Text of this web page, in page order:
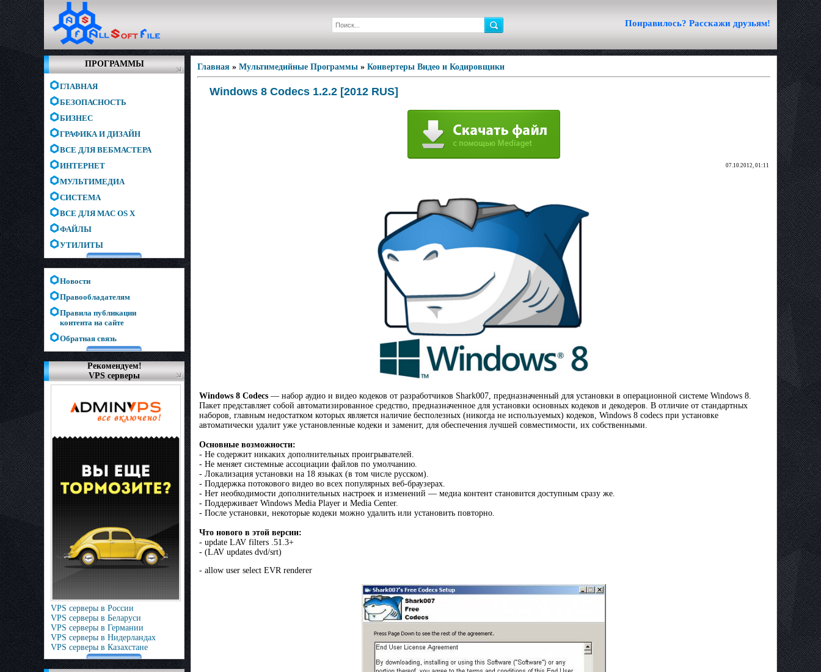
Понравилось? Расскажи друзьям!
ПРОГРАММЫ
ГЛАВНАЯ
БЕЗОПАСНОСТЬ
БИЗНЕС
ГРАФИКА И ДИЗАЙН
ВСЕ ДЛЯ ВЕБМАСТЕРА
ИНТЕРНЕТ
МУЛЬТИМЕДИА
СИСТЕМА
ВСЕ ДЛЯ MAC OS X
ФАЙЛЫ
УТИЛИТЫ
Новости
Правообладателям
Правила публикации
контента на сайте
Обратная связь
Рекомендуем!
VPS серверы
VPS серверы в России
VPS серверы в Беларуси
VPS серверы в Германии
VPS серверы в Нидерландах
VPS серверы в Казахстане
Главная » Мультимедийные Программы » Конвертеры Видео и Кодировщики
Windows 8 Codecs 1.2.2 [2012 RUS]
07.10.2012, 01:11
Windows 8 Codecs — набор аудио и видео кодеков от разработчиков Shark007, предназначенный для установки в операционной системе Windows 8.
Пакет представляет собой автоматизированное средство, предназначенное для установки основных кодеков и декодеров. В отличие от стандартных
наборов, главным недостатком которых является наличие бесполезных (никогда не используемых) кодеков, Windows 8 codecs при установке
автоматически удалит уже установленные кодеки и заменит, для обеспечения лучшей совместимости, их собственными.
Основные возможности:
- Не содержит никаких дополнительных проигрывателей.
- Не меняет системные ассоциации файлов по умолчанию.
- Локализация установки на 18 языках (в том числе русском).
- Поддержка потокового видео во всех популярных веб-браузерах.
- Нет необходимости дополнительных настроек и изменений — медиа контент становится доступным сразу же.
- Поддерживает Windows Media Player и Media Center.
- После установки, некоторые кодеки можно удалить или установить повторно.
Что нового в этой версии:
- update LAV filters .51.3+
- (LAV updates dvd/srt)
- allow user select EVR renderer